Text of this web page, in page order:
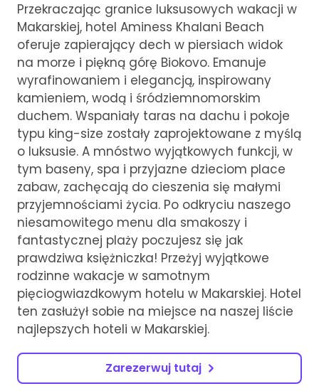
Przekraczając granice luksusowych wakacji w
Makarskiej, hotel Aminess Khalani Beach
oferuje zapierający dech w piersiach widok
na morze i piękną górę Biokovo. Emanuje
wyrafinowaniem i elegancją, inspirowany
kamieniem, wodą i śródziemnomorskim
duchem. Wspaniały taras na dachu i pokoje
typu king-size zostały zaprojektowane z myślą
o luksusie. A mnóstwo wyjątkowych funkcji, w
tym baseny, spa i przyjazne dzieciom place
zabaw, zachęcają do cieszenia się małymi
przyjemnościami życia. Po odkryciu naszego
niesamowitego menu dla smakoszy i
fantastycznej plaży poczujesz się jak
prawdziwa księżniczka! Przeżyj wyjątkowe
rodzinne wakacje w samotnym
pięciogwiazdkowym hotelu w Makarskiej. Hotel
ten zasłużył sobie na miejsce na naszej liście
najlepszych hoteli w Makarskiej.
Zarezerwuj tutaj